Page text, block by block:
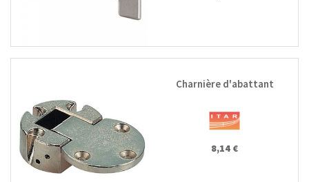
Charnière d'abattant
8,14 €